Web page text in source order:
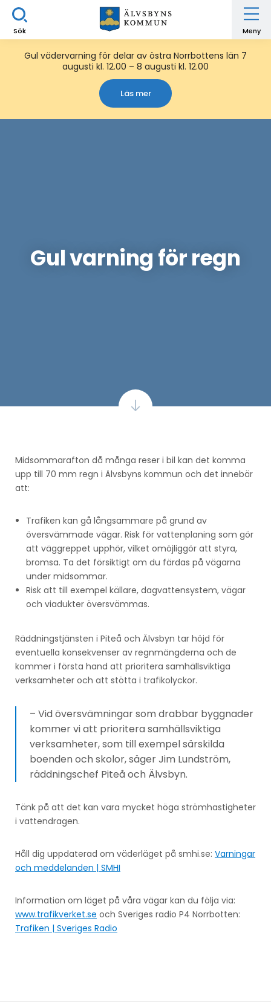
Sök Meny
Gul vädervarning för delar av östra Norrbottens län 7
augusti kl. 12.00 – 8 augusti kl. 12.00
Läs mer
Gul varning för regn
Midsommarafton då många reser i bil kan det komma
upp till 70 mm regn i Älvsbyns kommun och det innebär
att:
Trafiken kan gå långsammare på grund av
översvämmade vägar. Risk för vattenplaning som gör
att väggreppet upphör, vilket omöjliggör att styra,
bromsa. Ta det försiktigt om du färdas på vägarna
under midsommar.
Risk att till exempel källare, dagvattensystem, vägar
och viadukter översvämmas.
Räddningstjänsten i Piteå och Älvsbyn tar höjd för
eventuella konsekvenser av regnmängderna och de
kommer i första hand att prioritera samhällsviktiga
verksamheter och att stötta i trafikolyckor.
– Vid översvämningar som drabbar byggnader
kommer vi att prioritera samhällsviktiga
verksamheter, som till exempel särskilda
boenden och skolor, säger Jim Lundström,
räddningschef Piteå och Älvsbyn.
Tänk på att det kan vara mycket höga strömhastigheter
i vattendragen.
Håll dig uppdaterad om väderläget på smhi.se: Varningar
och meddelanden | SMHI
Information om läget på våra vägar kan du följa via:
www.trafikverket.se och Sveriges radio P4 Norrbotten:
Trafiken | Sveriges Radio